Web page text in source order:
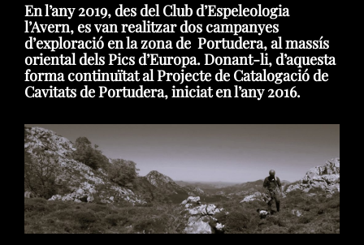
En l’any 2019, des del Club d’Espeleologia
l’Avern, es van realitzar dos campanyes
d’exploració en la zona de Portudera, al massís
oriental dels Pics d’Europa. Donant-li, d’aquesta
forma continuïtat al Projecte de Catalogació de
Cavitats de Portudera, iniciat en l’any 2016.